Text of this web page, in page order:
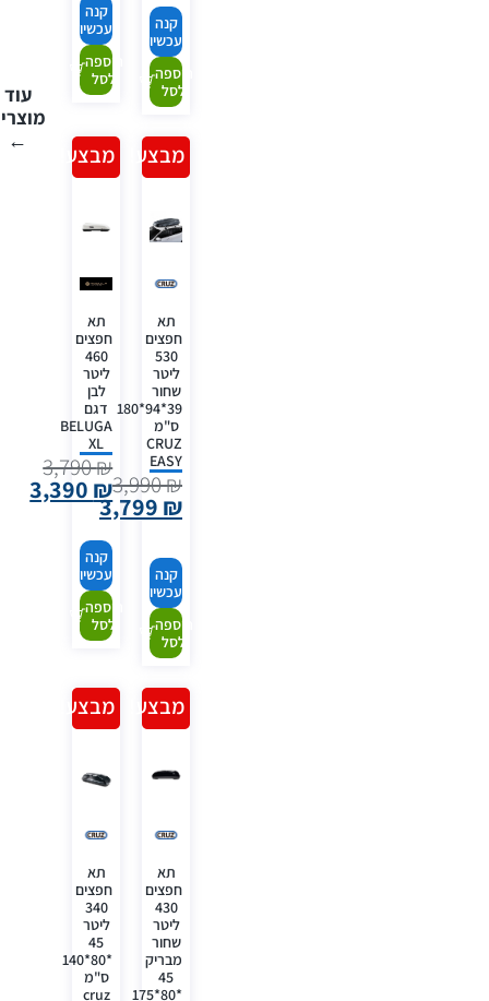
קנה
עכשיו
הוספה
לסל
קנה
עכשיו
הוספה
לסל
תא
חפצים
530
ליטר
שחור
39*94*180
ס"מ
CRUZ
EASY
3,990₪
3,799 ₪
קנה
עכשיו
הוספה
לסל
מבצע!
תא
חפצים
460
ליטר
לבן
דגם
BELUGA
XL
3,790₪
3,390 ₪
קנה
עכשיו
הוספה
לסל
מבצע!
תא
חפצים
430
ליטר
שחור
מבריק
45
*80*175
מבצע!
תא
חפצים
340
ליטר
45
*80*140
ס"מ
cruz
מבצע!
עוד
←